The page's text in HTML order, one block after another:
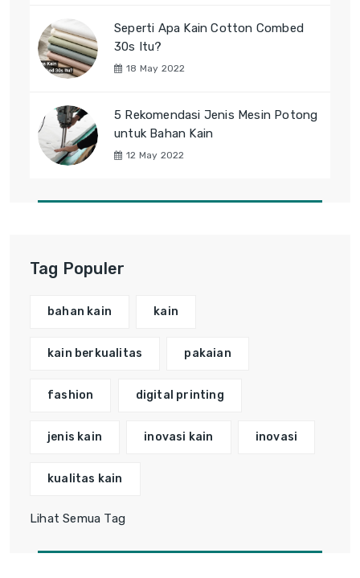
Seperti Apa Kain Cotton Combed
30s Itu?
18 May 2022
5 Rekomendasi Jenis Mesin Potong
untuk Bahan Kain
12 May 2022
Tag Populer
bahan kain kain
kain berkualitas pakaian
fashion digital printing
jenis kain inovasi kain inovasi
kualitas kain
Lihat Semua Tag